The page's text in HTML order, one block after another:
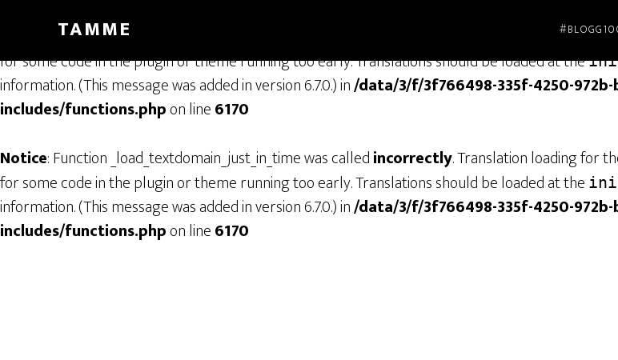
: Function _load_textdomain_just_in_time was called . Translation loading for
for some code in the plugin or theme running too early. Translations should be loaded at the
information. (This message was added in version 6.7.0.) in/data/3/f/3f766498-335f-4250-
includes/functions.phpon line6170
Notice: Function _load_textdomain_just_in_time was calledincorrectly. Translation loading for
for some code in the plugin or theme running too early. Translations should be loaded at the
information. (This message was added in version 6.7.0.) in/data/3/f/3f766498-335f-4250-
includes/functions.phpon line6170
TAMME